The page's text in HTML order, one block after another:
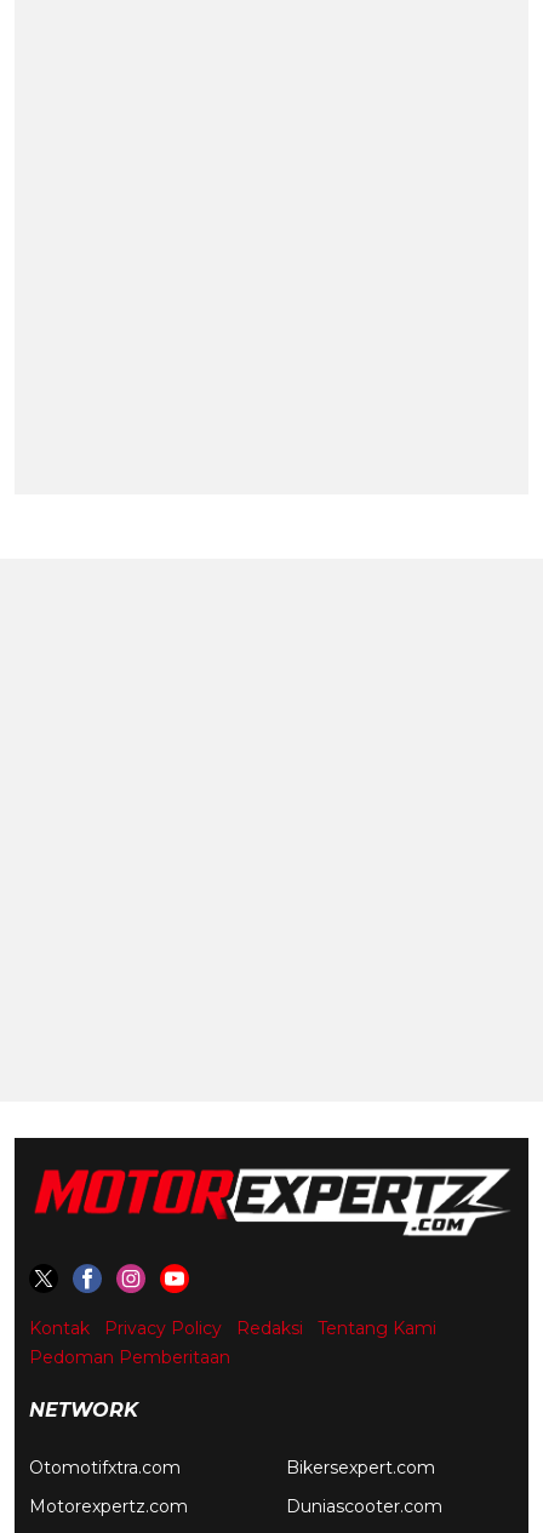
Kontak Privacy Policy Redaksi
Tentang Kami
Pedoman Pemberitaan
NETWORK
Otomotifxtra.com
Motorexpertz.com
Bikersexpert.com
Duniascooter.com